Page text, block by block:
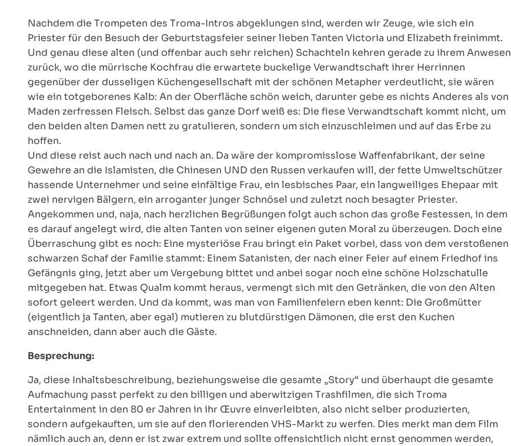
Nachdem die Trompeten des Troma-Intros abgeklungen sind, werden wir Zeuge, wie sich ein
Priester für den Besuch der Geburtstagsfeier seiner lieben Tanten Victoria und Elizabeth freinimmt.
Und genau diese alten (und offenbar auch sehr reichen) Schachteln kehren gerade zu ihrem Anwesen
zurück, wo die mürrische Kochfrau die erwartete buckelige Verwandtschaft ihrer Herrinnen
gegenüber der dusseligen Küchengesellschaft mit der schönen Metapher verdeutlicht, sie wären
wie ein totgeborenes Kalb: An der Oberfläche schön weich, darunter gebe es nichts Anderes als von
Maden zerfressen Fleisch. Selbst das ganze Dorf weiß es: Die fiese Verwandtschaft kommt nicht, um
den beiden alten Damen nett zu gratulieren, sondern um sich einzuschleimen und auf das Erbe zu
hoffen.
Und diese reist auch nach und nach an. Da wäre der kompromisslose Waffenfabrikant, der seine
Gewehre an die Islamisten, die Chinesen UND den Russen verkaufen will, der fette Umweltschützer
hassende Unternehmer und seine einfältige Frau, ein lesbisches Paar, ein langweiliges Ehepaar mit
zwei nervigen Bälgern, ein arroganter junger Schnösel und zuletzt noch besagter Priester.
Angekommen und, naja, nach herzlichen Begrüßungen folgt auch schon das große Festessen, in dem
es darauf angelegt wird, die alten Tanten von seiner eigenen guten Moral zu überzeugen. Doch eine
Überraschung gibt es noch: Eine mysteriöse Frau bringt ein Paket vorbei, dass von dem verstoßenen
schwarzen Schaf der Familie stammt: Einem Satanisten, der nach einer Feier auf einem Friedhof ins
Gefängnis ging, jetzt aber um Vergebung bittet und anbei sogar noch eine schöne Holzschatulle
mitgegeben hat. Etwas Qualm kommt heraus, vermengt sich mit den Getränken, die von den Alten
sofort geleert werden. Und da kommt, was man von Familienfeiern eben kennt: Die Großmütter
(eigentlich ja Tanten, aber egal) mutieren zu blutdürstigen Dämonen, die erst den Kuchen
anschneiden, dann aber auch die Gäste.
Besprechung:
Ja, diese Inhaltsbeschreibung, beziehungsweise die gesamte „Story“ und überhaupt die gesamte
Aufmachung passt perfekt zu den billigen und aberwitzigen Trashfilmen, die sich Troma
Entertainment in den 80 er Jahren in ihr Œuvre einverleibten, also nicht selber produzierten,
sondern aufgekauften, um sie auf den florierenden VHS-Markt zu werfen. Dies merkt man dem Film
nämlich auch an, denn er ist zwar extrem und sollte offensichtlich nicht ernst genommen werden,